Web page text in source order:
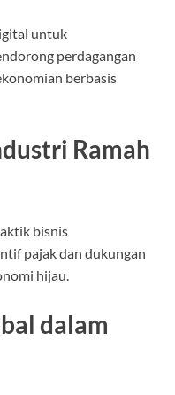
untuk
perdagangan
berbasis
Ramah
bisnis
pajak dan dukungan
hijau.
dalam